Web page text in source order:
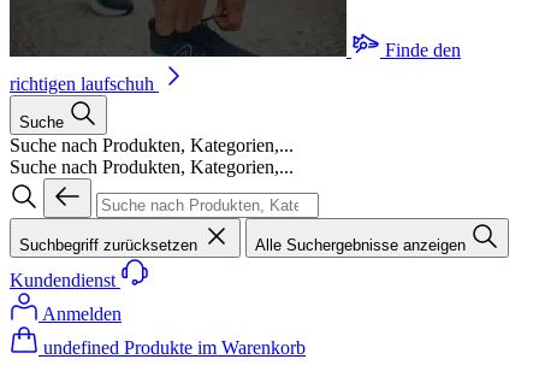
Finde den
richtigen laufschuh
Suche
Suche nach Produkten, Kategorien,...
Suche nach Produkten, Kategorien,...
Suchbegriff zurücksetzen Alle Suchergebnisse anzeigen
Kundendienst
Anmelden
undefined Produkte im Warenkorb